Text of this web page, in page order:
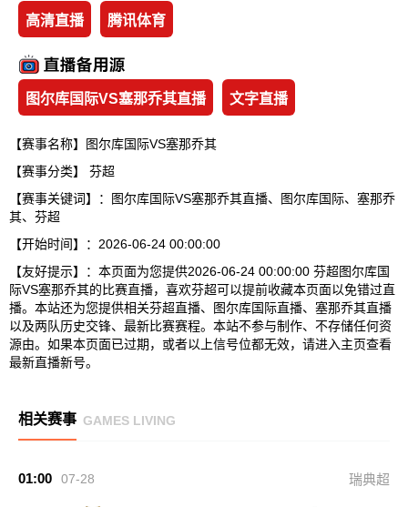
高清直播 腾讯体育
图尔库国际VS塞那乔其直播 文字直播
【赛事名称】图尔库国际VS塞那乔其
【赛事分类】 芬超
【赛事关键词】：图尔库国际VS塞那乔其直播、图尔库国际、塞那乔
其、芬超
【开始时间】：2026-06-24 00:00:00
【友好提示】：本页面为您提供2026-06-24 00:00:00 芬超图尔库国
际VS塞那乔其的比赛直播，喜欢芬超可以提前收藏本页面以免错过直
播。本站还为您提供相关芬超直播、图尔库国际直播、塞那乔其直播
以及两队历史交锋、最新比赛赛程。本站不参与制作、不存储任何资
源由。如果本页面已过期，或者以上信号位都无效，请进入主页查看
最新直播新号。
相关赛事 GAMES LIVING
01:00 07-28 瑞典超